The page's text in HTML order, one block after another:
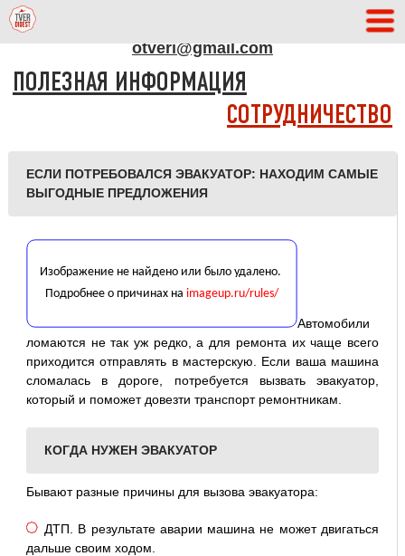
otveri@gmail.com
ПОЛЕЗНАЯ ИНФОРМАЦИЯ
СОТРУДНИЧЕСТВО
ЕСЛИ ПОТРЕБОВАЛСЯ ЭВАКУАТОР: НАХОДИМ САМЫЕ
ВЫГОДНЫЕ ПРЕДЛОЖЕНИЯ
Автомобили
ломаются не так уж редко, а для ремонта их чаще всего
приходится отправлять в мастерскую. Если ваша машина
сломалась в дороге, потребуется вызвать эвакуатор,
который и поможет довезти транспорт ремонтникам.
КОГДА НУЖЕН ЭВАКУАТОР
Бывают разные причины для вызова эвакуатора:
ДТП. В результате аварии машина не может двигаться
дальше своим ходом.